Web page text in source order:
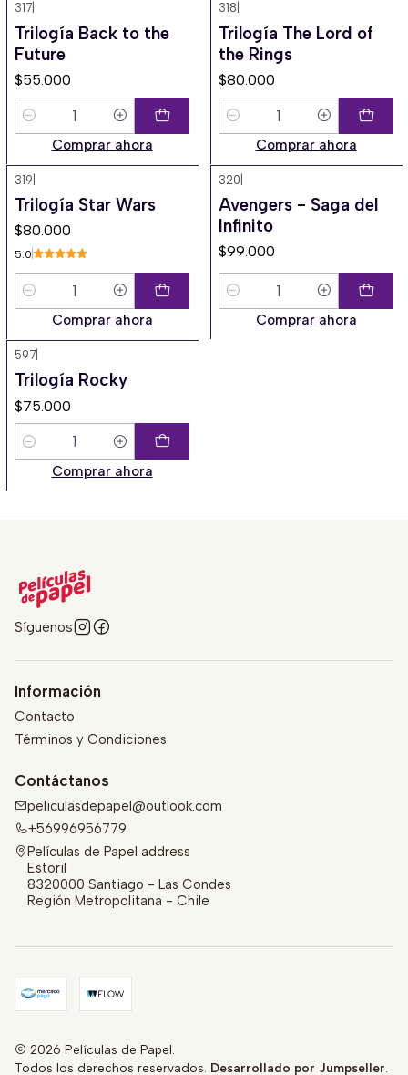
317|
Trilogía Back to the
Future
$55.000
Cantidad
Comprar ahora
318
Trilogía The Lord of
the Rings
$80.000
Cantidad
Comprar ahora
319
Trilogía Star Wars
$80.000
5.0
Cantidad
Comprar ahora
320
Avengers - Saga del
Infinito
$99.000
Cantidad
Comprar ahora
597|
Trilogía Rocky
$75.000
Cantidad
Comprar ahora
Síguenos
Información
Contacto
Términos y Condiciones
Contáctanos
peliculasdepapel@outlook.com
+56996956779
Películas de Papel address
Estoril
8320000 Santiago - Las Condes
Región Metropolitana - Chile
2026 Películas de Papel.
Todos los derechos reservados. Desarrollado por Jumpseller